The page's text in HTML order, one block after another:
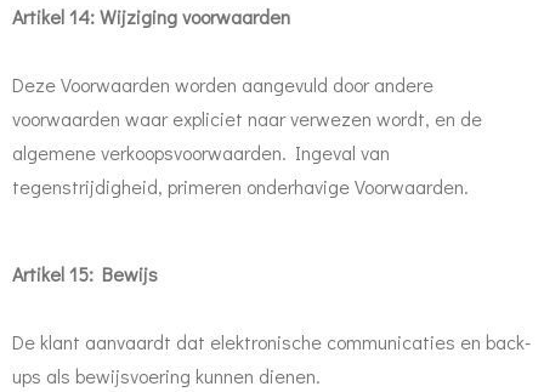
Artikel 14: Wijziging voorwaarden
Deze Voorwaarden worden aangevuld door andere
voorwaarden waar expliciet naar verwezen wordt, en de
algemene verkoopsvoorwaarden. Ingeval van
tegenstrijdigheid, primeren onderhavige Voorwaarden.
Artikel 15: Bewijs
De klant aanvaardt dat elektronische communicaties en back-
ups als bewijsvoering kunnen dienen.